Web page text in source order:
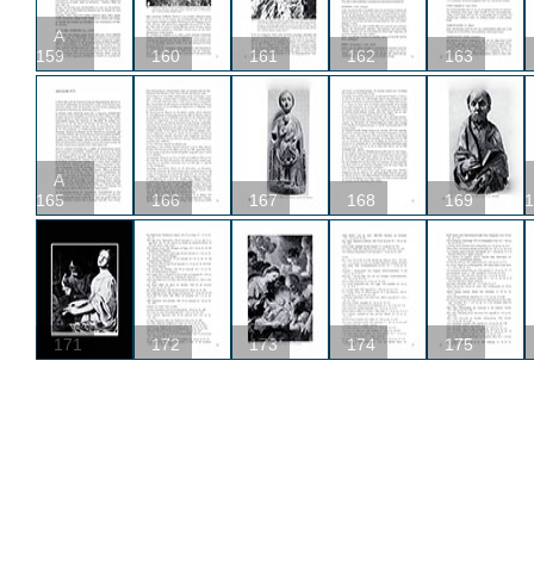
A
159
160 161 162 163
A
165
166 167 168 169
171 172 173 174 175